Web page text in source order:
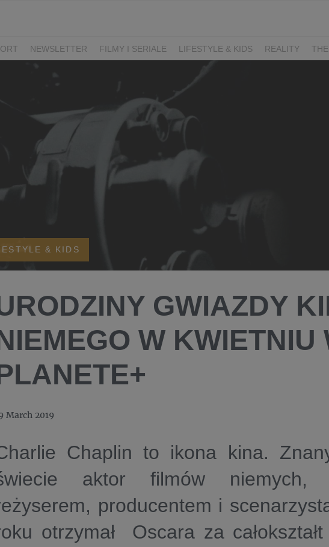
NEWSLETTER FILMY I SERIALE LIFESTYLE & KIDS REALITY
& KIDS
GWIAZDY
W KWIETNIU
March 2019
Chaplin to ikona kina.
aktor filmów niemych,
producentem i
otrzymał Oscara za